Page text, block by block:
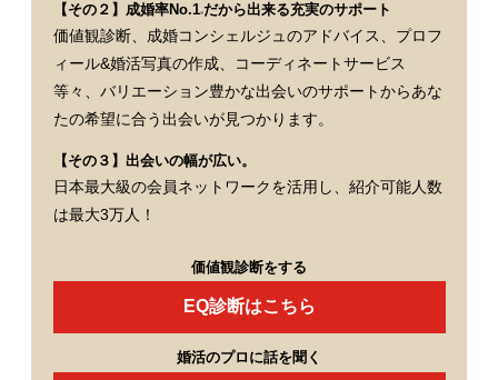
【その２】成婚率No.1※だから出来る充実のサポート
価値観診断、成婚コンシェルジュのアドバイス、プロフ
ィール&婚活写真の作成、コーディネートサービス
等々、バリエーション豊かな出会いのサポートからあな
たの希望に合う出会いが見つかります。
【その３】出会いの幅が広い。
日本最大級の会員ネットワークを活用し、紹介可能人数
は最大3万人！
価値観診断をする
EQ診断はこちら
婚活のプロに話を聞く